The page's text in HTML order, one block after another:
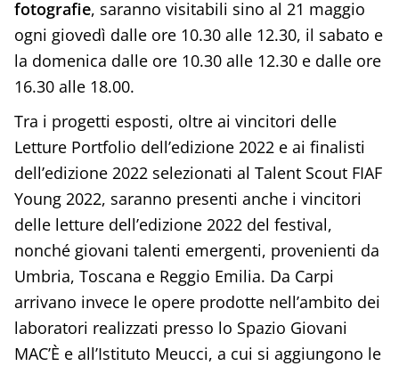
fotografie, saranno visitabili sino al 21 maggio
ogni giovedì dalle ore 10.30 alle 12.30, il sabato e
la domenica dalle ore 10.30 alle 12.30 e dalle ore
16.30 alle 18.00.
Tra i progetti esposti, oltre ai vincitori delle
Letture Portfolio dell’edizione 2022 e ai finalisti
dell’edizione 2022 selezionati al Talent Scout FIAF
Young 2022, saranno presenti anche i vincitori
delle letture dell’edizione 2022 del festival,
nonché giovani talenti emergenti, provenienti da
Umbria, Toscana e Reggio Emilia. Da Carpi
arrivano invece le opere prodotte nell’ambito dei
laboratori realizzati presso lo Spazio Giovani
MAC’È e all’Istituto Meucci, a cui si aggiungono le